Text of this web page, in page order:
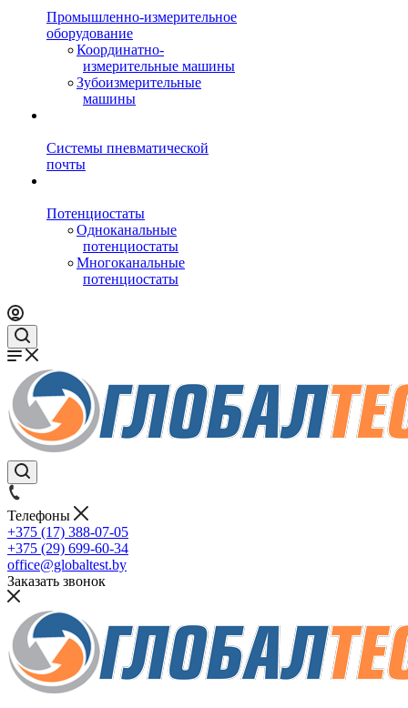
Промышленно-измерительное
оборудование
Координатно-
измерительные машины
Зубоизмерительные
машины
Системы пневматической
почты
Потенциостаты
Одноканальные
потенциостаты
Многоканальные
потенциостаты
Телефоны
+375 (17) 388-07-05
+375 (29) 699-60-34
office@globaltest.by
Заказать звонок